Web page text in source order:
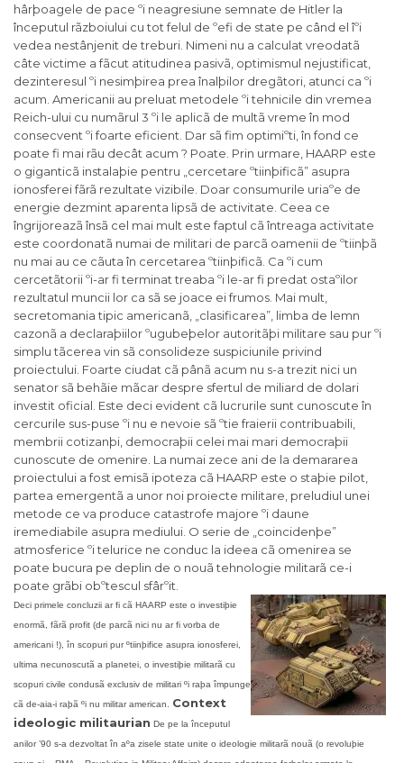
hârþoagele de pace ºi neagresiune semnate de Hitler la
începutul rãzboiului cu tot felul de ºefi de state pe când el îºi
vedea nestânjenit de treburi. Nimeni nu a calculat vreodatã
câte victime a fãcut atitudinea pasivã, optimismul nejustificat,
dezinteresul ºi nesimþirea prea înalþilor dregãtori, atunci ca ºi
acum. Americanii au preluat metodele ºi tehnicile din vremea
Reich-ului cu numãrul 3 ºi le aplicã de multã vreme în mod
consecvent ºi foarte eficient. Dar sã fim optimiºti, în fond ce
poate fi mai rãu decât acum ? Poate. Prin urmare, HAARP este
o giganticã instalaþie pentru „cercetare ºtiinþificã” asupra
ionosferei fãrã rezultate vizibile. Doar consumurile uriaºe de
energie dezmint aparenta lipsã de activitate. Ceea ce
îngrijoreazã însã cel mai mult este faptul cã întreaga activitate
este coordonatã numai de militari de parcã oamenii de ºtiinþã
nu mai au ce cãuta în cercetarea ºtiinþificã. Ca ºi cum
cercetãtorii ºi-ar fi terminat treaba ºi le-ar fi predat ostaºilor
rezultatul muncii lor ca sã se joace ei frumos. Mai mult,
secretomania tipic americanã, „clasificarea”, limba de lemn
cazonã a declaraþiilor ºugubeþelor autoritãþi militare sau pur ºi
simplu tãcerea vin sã consolideze suspiciunile privind
proiectului. Foarte ciudat cã pânã acum nu s-a trezit nici un
senator sã behãie mãcar despre sfertul de miliard de dolari
investit oficial. Este deci evident cã lucrurile sunt cunoscute în
cercurile sus-puse ºi nu e nevoie sã ºtie fraierii contribuabili,
membrii cotizanþi, democraþii celei mai mari democraþii
cunoscute de omenire. La numai zece ani de la demararea
proiectului a fost emisã ipoteza cã HAARP este o staþie pilot,
partea emergentã a unor noi proiecte militare, preludiul unei
metode ce va produce catastrofe majore ºi daune
iremediabile asupra mediului. O serie de „coincidenþe”
atmosferice ºi telurice ne conduc la ideea cã omenirea se
poate bucura pe deplin de o nouã tehnologie militarã ce-i
poate grãbi obºtescul sfârºit.
Deci primele concluzii ar fi cã HAARP este o investiþie
enormã, fãrã profit (de parcã nici nu ar fi vorba de
americani !), în scopuri pur ºtiinþifice asupra ionosferei,
ultima necunoscutã a planetei, o investiþie militarã cu
scopuri civile condusã exclusiv de militari ºi raþa împunge
cã de-aia-i raþã ºi nu militar american.
Context
ideologic militaurian De pe la începutul
anilor ’90 s-a dezvoltat în aºa zisele state unite o ideologie militarã nouã (o revoluþie